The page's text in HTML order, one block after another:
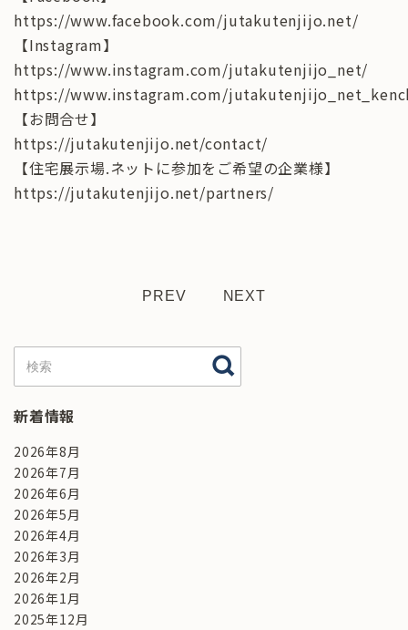
https://www.facebook.com/jutakutenjijo.net/
【Instagram】
https://www.instagram.com/jutakutenjijo_net/
https://www.instagram.com/
【お問合せ】
https://jutakutenjijo.net/contact/
【住宅展示場.ネットに参加をご希望の企業様】
https://jutakutenjijo.net/partners/
PREV NEXT
新着情報
2026年8月
2026年7月
2026年6月
2026年5月
2026年4月
2026年3月
2026年2月
2026年1月
2025年12月